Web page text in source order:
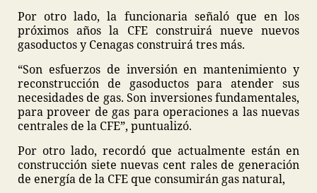
Por otro lado, la funcionaria señaló que en los
próximos años la CFE construirá nueve nuevos
gasoductos y Cenagas construirá tres más.
“Son esfuerzos de inversión en mantenimiento y
reconstrucción de gasoductos para atender sus
necesidades de gas. Son inversiones fundamentales,
para proveer de gas para operaciones a las nuevas
centrales de la CFE”, puntualizó.
Por otro lado, recordó que actualmente están en
construcción siete nuevas cent rales de generación
de energía de la CFE que consumirán gas natural,